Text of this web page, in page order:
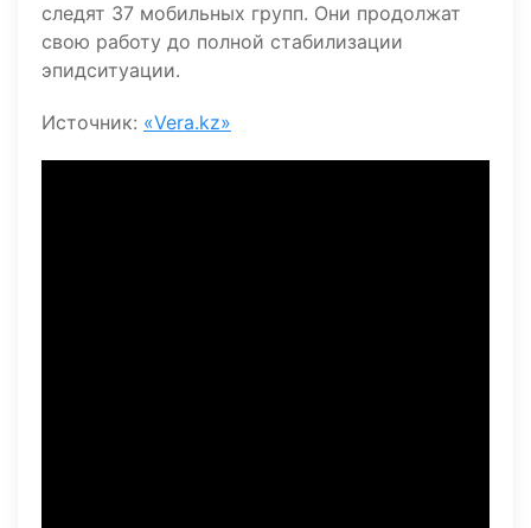
следят 37 мобильных групп. Они продолжат
свою работу до полной стабилизации
эпидситуации.
Источник: «Vera.kz»